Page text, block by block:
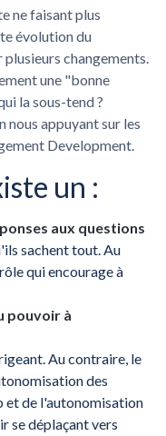
ne faisant plus
évolution du
changements.
une "bonne
la sous-tend ?
nous appuyant sur les
Development.
un :
aux questions
sachent tout. Au
qui encourage à
pouvoir à
Au contraire, le
des
et de l'autonomisation
se déplaçant vers